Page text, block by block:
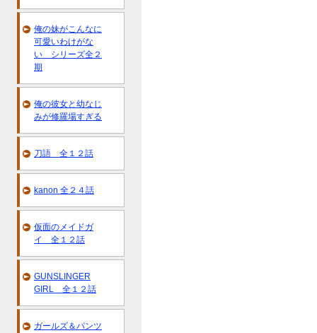
俺の妹がこんなに
可愛いわけがな
い シリーズ全２
期
俺の彼女と幼なじ
みが修羅場すぎる
刀語 全１２話
kanon 全２４話
仮面のメイドガ
イ 全１２話
GUNSLINGER
GIRL 全１２話
ガールズ＆パンツ